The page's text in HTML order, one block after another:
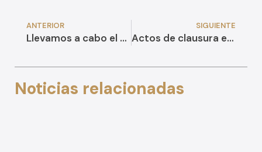
ANTERIOR
Llevamos a cabo el segundo encuentro de las Jornadas por la Paz
SIGUIENTE
Actos de clausura en la Secundaria Técnica No. 2 «Benito Juárez» y más centros escolares
Noticias relacionadas